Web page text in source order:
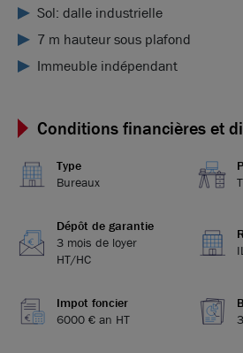
Sol: dalle industrielle
7 m hauteur sous plafond
Immeuble indépendant
Conditions financières et
Type
Bureaux
Dépôt de garantie
3 mois de loyer
HT/HC
Impot foncier
6000 € an HT